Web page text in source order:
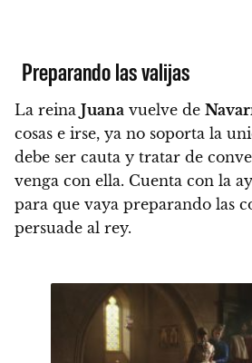
Preparando las valijas
La reina Juana vuelve de
cosas e irse, ya no soporta la
debe ser cauta y tratar de
venga con ella. Cuenta con la
para que vaya preparando las
persuade al rey.